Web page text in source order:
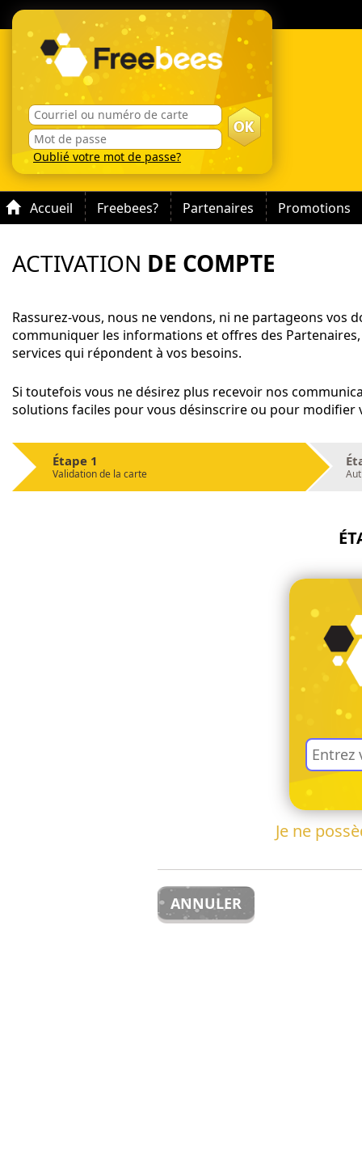
Oublié votre mot de passe?
Accueil Freebees? Partenaires Promotions
ACTIVATION DE COMPTE
Rassurez-vous, nous ne vendons, ni ne partageons
communiquer les informations et offres des
services qui répondent à vos besoins.
Si toutefois vous ne désirez plus recevoir nos
solutions faciles pour vous désinscrire ou pour modifier
Étape 1
Validation de la carte
Je ne
ANNULER